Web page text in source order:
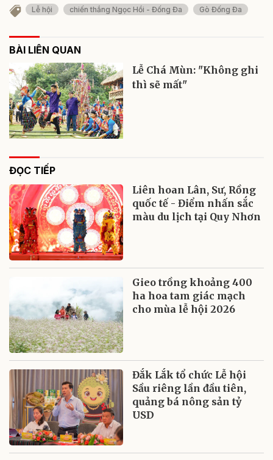
Lễ hội chiến thắng Ngọc Hồi - Đống Đa Gò Đống Đa
BÀI LIÊN QUAN
Lễ Chá Mùn: "Không ghi
thì sẽ mất"
ĐỌC TIẾP
Liên hoan Lân, Sư, Rồng
quốc tế - Điểm nhấn sắc
màu du lịch tại Quy Nhơn
Gieo trồng khoảng 400
ha hoa tam giác mạch
cho mùa lễ hội 2026
Đắk Lắk tổ chức Lễ hội
Sầu riêng lần đầu tiên,
quảng bá nông sản tỷ
USD